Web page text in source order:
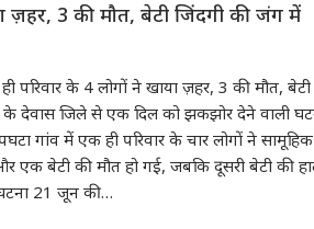
ज़हर, 3 की मौत, बेटी जिंदगी की जंग में
परिवार के 4 लोगों ने खाया ज़हर, 3 की मौत, बेटी
देवास जिले से एक दिल को झकझोर देने वाली
गांव में एक ही परिवार के चार लोगों ने
एक बेटी की मौत हो गई, जबकि दूसरी बेटी की
21 जून की…